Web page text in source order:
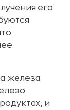
его
железа:
и